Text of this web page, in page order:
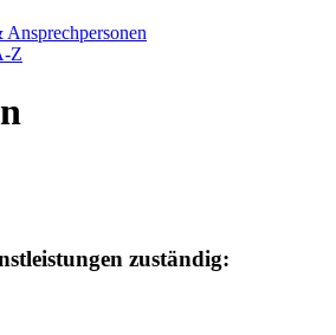
Z
zuständig: